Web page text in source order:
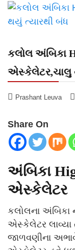
કલોલ અંબિકા
એસ્કેલેટર,ચાલુ
Prashant Leuva
Share On
અંબિકા
એસ્કેલેટર
કલોલના અંબિકા
એસ્કેલેટર લાવ્યા
જાળવણીના